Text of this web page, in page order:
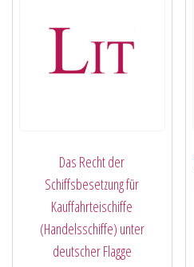
Das Recht der
Schiffsbesetzung für
Kauffahrteischiffe
(Handelsschiffe) unter
deutscher Flagge